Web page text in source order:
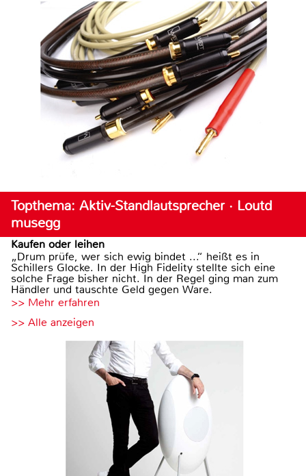
Topthema: Aktiv-Standlautsprecher · Loutd
musegg
Kaufen oder leihen
„Drum prüfe, wer sich ewig bindet ...“ heißt es in
Schillers Glocke. In der High Fidelity stellte sich eine
solche Frage bisher nicht. In der Regel ging man zum
Händler und tauschte Geld gegen Ware.
>> Mehr erfahren
>> Alle anzeigen